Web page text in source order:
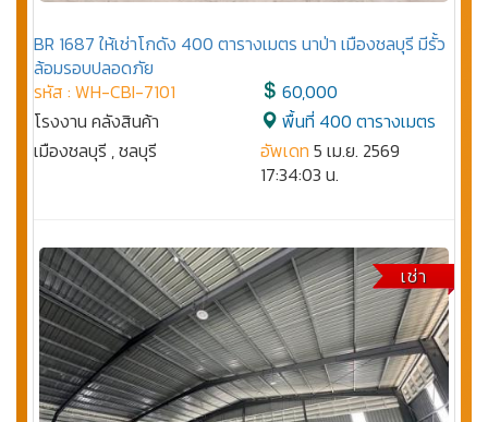
BR 1687 ให้เช่าโกดัง 400 ตารางเมตร นาป่า เมืองชลบุรี มีรั้ว
ล้อมรอบปลอดภัย
รหัส : WH-CBI-7101
โรงงาน คลังสินค้า
เมืองชลบุรี , ชลบุรี
60,000
พื้นที่ 400 ตารางเมตร
อัพเดท 5 เม.ย. 2569
17:34:03 น.
เช่า